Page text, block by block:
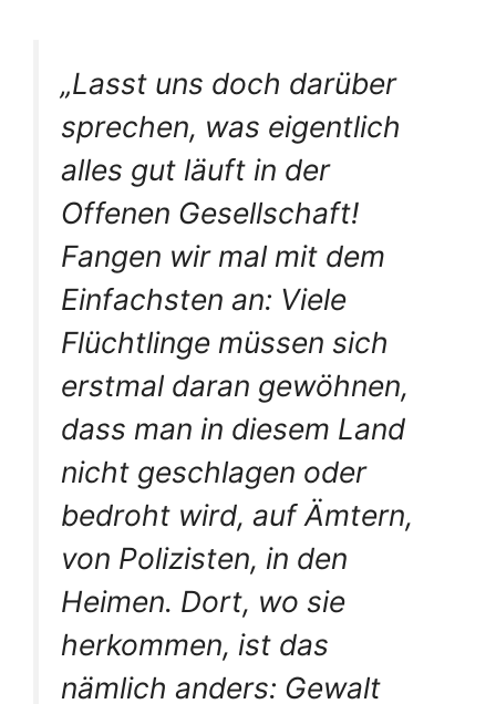
„Lasst uns doch darüber
sprechen, was eigentlich
alles gut läuft in der
Offenen Gesellschaft!
Fangen wir mal mit dem
Einfachsten an: Viele
Flüchtlinge müssen sich
erstmal daran gewöhnen,
dass man in diesem Land
nicht geschlagen oder
bedroht wird, auf Ämtern,
von Polizisten, in den
Heimen. Dort, wo sie
herkommen, ist das
nämlich anders: Gewalt